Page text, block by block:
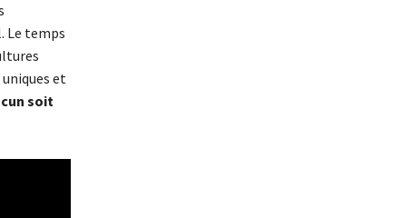
Le temps
et
soit